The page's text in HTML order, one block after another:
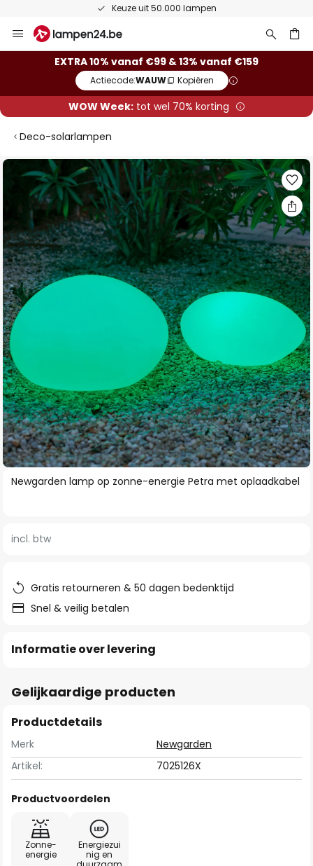
Keuze uit 50.000 lampen
naar
EXTRA 10% vanaf €99 & 13% vanaf €159
Actiecode:WAUW Kopiëren
WOW Week:tot wel 70% korting
Deco-solarlampen
Ga
einde
van
de
afbeeldingen-
gallerij
Ga
van
afbeeldingen-
gallerij
Newgarden lamp op zonne-energie Petra met oplaadkabel
incl. btw
Gratis retourneren & 50 dagen bedenktijd
Snel & veilig betalen
Informatie over levering
Gelijkaardige producten
Productdetails
Merk
Newgarden
Artikel:
7025126X
Productvoordelen
Zonne-
energie
Energiezui
nig en